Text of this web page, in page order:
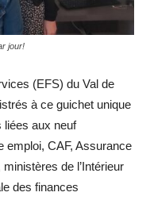
jour!
(EFS) du Val de
à ce guichet unique
liées aux neuf
emploi, CAF, Assurance
de l’Intérieur
des finances